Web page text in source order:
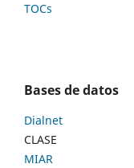
TOCs
Bases de datos
Dialnet
CLASE
MIAR